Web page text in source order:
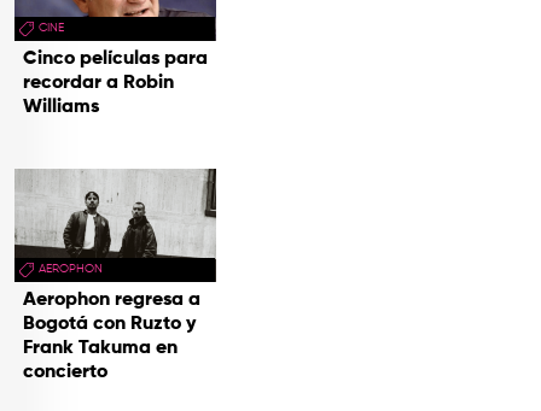
CINE
Cinco películas para
recordar a Robin
Williams
AEROPHON
Aerophon regresa a
Bogotá con Ruzto y
Frank Takuma en
concierto